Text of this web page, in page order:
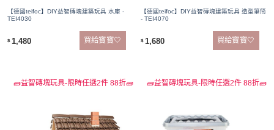
【德國teifoc】DIY益智磚塊建築玩具 水庫 -
TEI4030
$ 1,480 買給寶寶🤍
【德國teifoc】DIY益智磚塊建築玩具 造型筆筒
- TEI4070
$ 1,680 買給寶寶🤍
🧱益智磚塊玩具-限時任選2件 88折🧱 🧱益智磚塊玩具-限時任選2件 88折🧱